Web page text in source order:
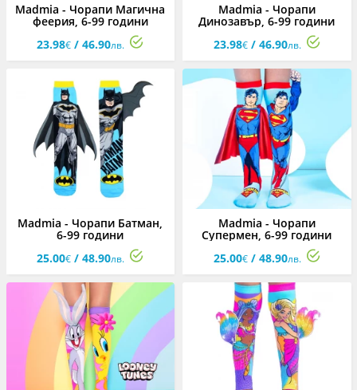
Madmia - Чорапи Магична
феерия, 6-99 години
23.98€ / 46.90лв.
Madmia - Чорапи
Динозавър, 6-99 години
23.98€/ 46.90лв.
Madmia - Чорапи Батман,
6-99 години
25.00€ / 48.90лв.
Madmia - Чорапи
Супермен, 6-99 години
25.00€/ 48.90лв.